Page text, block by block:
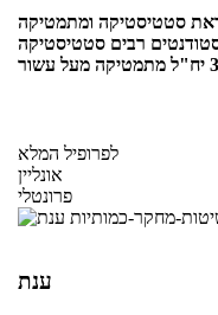
לפרופיל המלא
אונליין
פרונטלי
ענת